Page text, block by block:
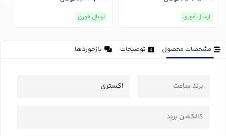
ارسال فوری ارسال فوری
مشخصات محصول توضیحات بازخوردها
برند ساعت اکستری
کالکشن برند